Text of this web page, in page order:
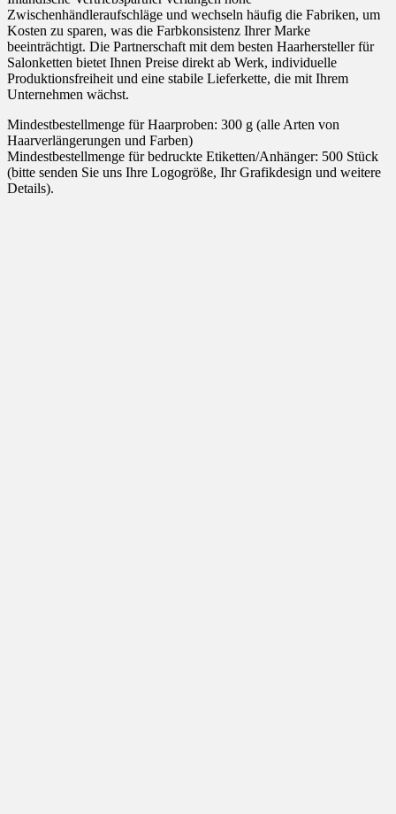
Zwischenhändleraufschläge und wechseln häufig die Fabriken, um
Kosten zu sparen, was die Farbkonsistenz Ihrer Marke
beeinträchtigt. Die Partnerschaft mit dem besten Haarhersteller für
Salonketten bietet Ihnen Preise direkt ab Werk, individuelle
Produktionsfreiheit und eine stabile Lieferkette, die mit Ihrem
Unternehmen wächst.
Mindestbestellmenge für Haarproben: 300 g (alle Arten von
Haarverlängerungen und Farben)
Mindestbestellmenge für bedruckte Etiketten/Anhänger: 500 Stück
(bitte senden Sie uns Ihre Logogröße, Ihr Grafikdesign und weitere
Details).